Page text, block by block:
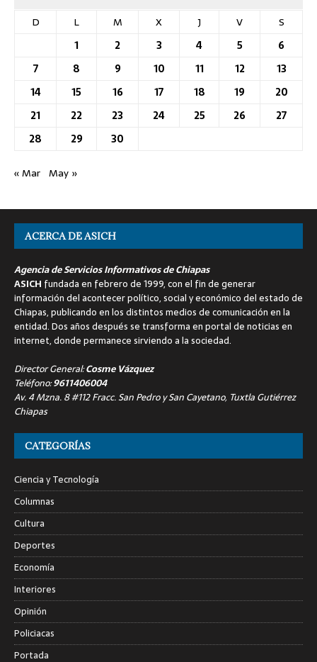
D
L M X J V
S
1
2 3 4 5
6
7
8 9 10 11 12
13
14
15 16 17 18 19
20
21
22 23 24 25 26
27
28
29 30
« Mar May »
ACERCA DE ASICH
Agencia de Servicios Informativos de Chiapas
ASICH fundada en febrero de 1999, con el fin de generar
información del acontecer político, social y económico del estado de
Chiapas, publicando en los distintos medios de comunicación en la
entidad. Dos años después se transforma en portal de noticias en
internet, donde permanece sirviendo a la sociedad.
Director General:Cosme Vázquez
Teléfono:9611406004
Av. 4 Mzna. 8 #112 Fracc. San Pedro y San Cayetano, Tuxtla Gutiérrez
Chiapas
CATEGORÍAS
Ciencia y Tecnología
Columnas
Cultura
Deportes
Economía
Interiores
Opinión
Policiacas
Portada